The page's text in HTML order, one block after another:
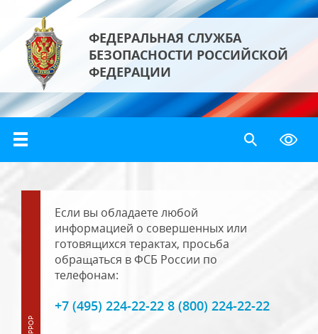
ФЕДЕРАЛЬНАЯ СЛУЖБА
БЕЗОПАСНОСТИ РОССИЙСКОЙ
ФЕДЕРАЦИИ
Если вы обладаете любой
информацией о совершенных или
готовящихся терактах, просьба
обращаться в ФСБ России по
телефонам:
+7 (495) 224-22-22 8 (800) 224-22-22